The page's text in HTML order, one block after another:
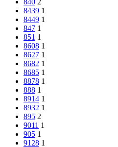
8439 1
8449 1
847 1
851 1
8608 1
8627 1
8682 1
8685 1
8878 1
888 1
8914 1
8932 1
895 2
9011 1
905 1
9128 1